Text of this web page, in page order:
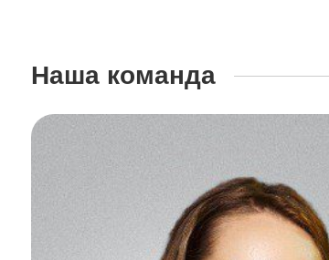
Наша команда